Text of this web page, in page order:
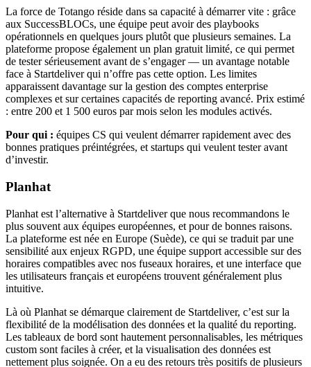
La force de Totango réside dans sa capacité à démarrer vite : grâce
aux SuccessBLOCs, une équipe peut avoir des playbooks
opérationnels en quelques jours plutôt que plusieurs semaines. La
plateforme propose également un plan gratuit limité, ce qui permet
de tester sérieusement avant de s’engager — un avantage notable
face à Startdeliver qui n’offre pas cette option. Les limites
apparaissent davantage sur la gestion des comptes enterprise
complexes et sur certaines capacités de reporting avancé. Prix estimé
: entre 200 et 1 500 euros par mois selon les modules activés.
Pour qui : équipes CS qui veulent démarrer rapidement avec des
bonnes pratiques préintégrées, et startups qui veulent tester avant
d’investir.
Planhat
Planhat est l’alternative à Startdeliver que nous recommandons le
plus souvent aux équipes européennes, et pour de bonnes raisons.
La plateforme est née en Europe (Suède), ce qui se traduit par une
sensibilité aux enjeux RGPD, une équipe support accessible sur des
horaires compatibles avec nos fuseaux horaires, et une interface que
les utilisateurs français et européens trouvent généralement plus
intuitive.
Là où Planhat se démarque clairement de Startdeliver, c’est sur la
flexibilité de la modélisation des données et la qualité du reporting.
Les tableaux de bord sont hautement personnalisables, les métriques
custom sont faciles à créer, et la visualisation des données est
nettement plus soignée. On a eu des retours très positifs de plusieurs